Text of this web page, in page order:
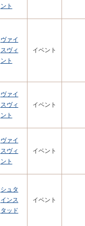
ント
ヴァイ
スヴィ
ント
イベント
ヴァイ
スヴィ
ント
イベント
ヴァイ
スヴィ
ント
イベント
シュタ
インス
タッド
イベント